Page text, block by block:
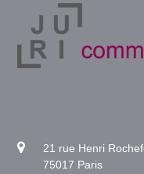
21 rue Henri
75017 Paris